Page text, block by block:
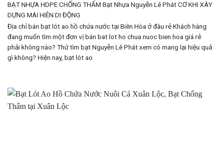
BẠT NHỰA HDPE CHỐNG THẤM Bạt Nhựa Nguyễn Lê Phát CƠ KHI XÂY
DỰNG MÁI HIÊN DI ĐỘNG
Địa chỉ bán bạt lót ao hồ chứa nước tại Biên Hòa ở đâu rẻ Khách hàng
đang muốn tìm một đơn vị bán bat lot ho chua nuoc bien hoa giá rẻ
phải không nào? Thử tìm bạt Nguyễn Lê Phát xem có mang lại hiệu quả
gì không? Hiện nay, bạt lót ao